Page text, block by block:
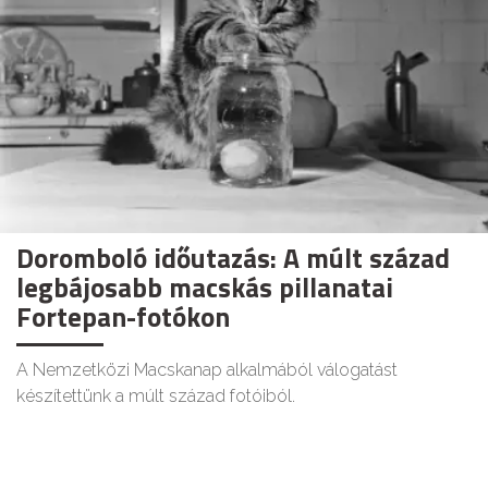
Doromboló időutazás: A múlt század
legbájosabb macskás pillanatai
Fortepan-fotókon
A Nemzetközi Macskanap alkalmából válogatást
készítettünk a múlt század fotóiból.